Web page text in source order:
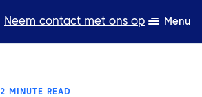
Neem contact met ons op Menu
2 MINUTE READ